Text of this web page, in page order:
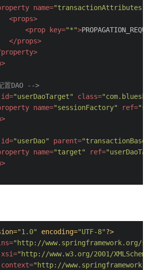
name="transactionAttributes"
<props>
<prop key="*">
</props>
property>
>
DAO -->
id="userDaoTarget" class=
name="sessionFactory" ref=
>
id="userDao" parent="transactionBase"
name="target" ref=
>
"1.0" encoding="UTF-8"?>
="http://www.springframework.org/
="http://www.w3.org/2001/
="http://